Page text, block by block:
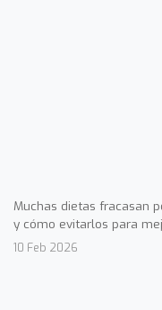
Muchas dietas fracasan
y cómo evitarlos para
10 Feb 2026